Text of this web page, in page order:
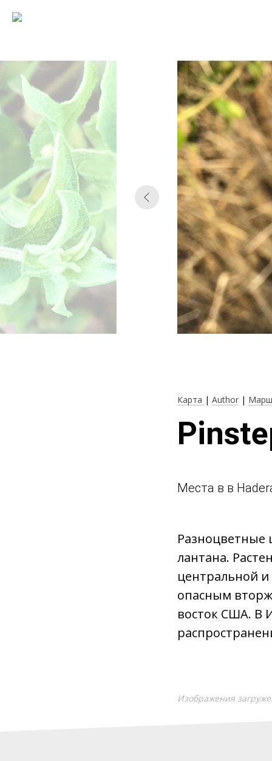
Карта | Author |
Места в в
Разноцветные
лантана.
центральной
опасным
восток США. В
Изображения